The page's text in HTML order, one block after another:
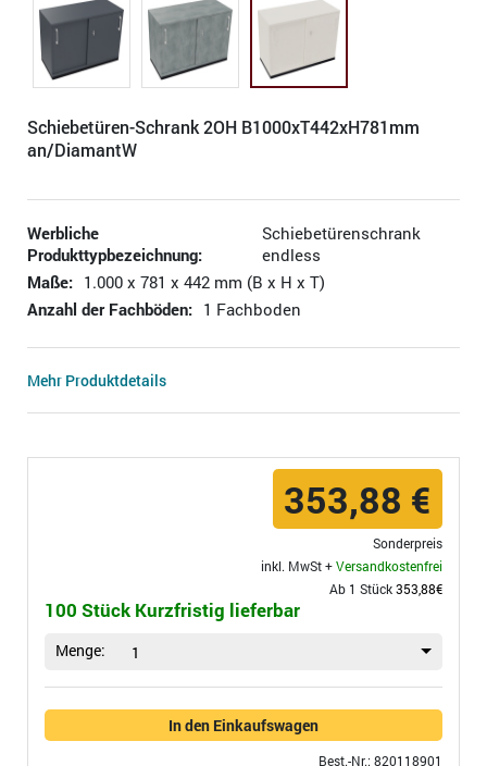
Schiebetüren-Schrank 2OH B1000xT442xH781mm
an/DiamantW
Werbliche
Produkttypbezeichnung:
Schiebetürenschrank
endless
Maße: 1.000 x 781 x 442 mm (B x H x T)
Anzahl der Fachböden: 1 Fachboden
Mehr Produktdetails
353,88 €
Sonderpreis
inkl. MwSt +Versandkostenfrei
Ab 1 Stück353,88€
100 Stück Kurzfristig lieferbar
Menge: 1
In den Einkaufswagen
Best.-Nr.: 820118901